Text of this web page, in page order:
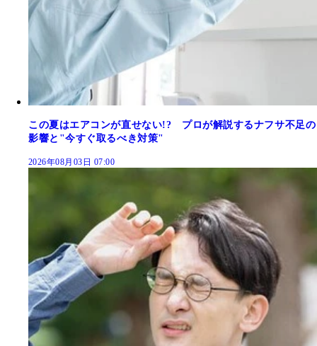
この夏はエアコンが直せない!? プロが解説するナフサ不足の
影響と"今すぐ取るべき対策"
2026年08月03日 07:00